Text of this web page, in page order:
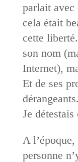
parlait avec
cela était
cette
son nom
Internet),
Et de ses
Je détestais
A
personne